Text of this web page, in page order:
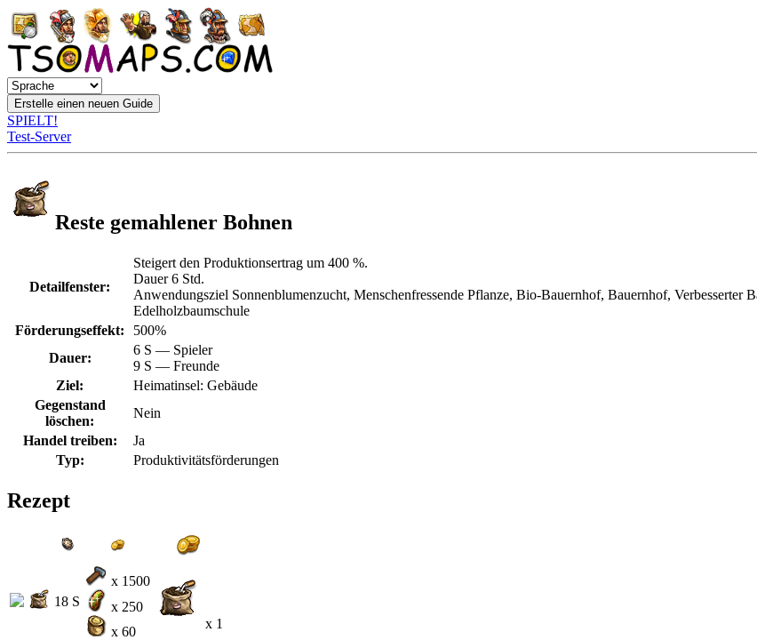
SPIELT!
Test-Server
Reste gemahlener Bohnen
Detailfenster:
Steigert den Produktionsertrag um 400 %.
Dauer 6 Std.
Anwendungsziel Sonnenblumenzucht, Menschenfressende Pflanze, Bio-Bauernhof, Bauernhof, Verbesserter
Edelholzbaumschule
Förderungseffekt:
500%
Dauer:
6 S — Spieler
9 S — Freunde
Ziel:
Heimatinsel: Gebäude
Gegenstand
löschen:
Nein
Handel treiben:
Ja
Typ:
Produktivitätsförderungen
Rezept
18 S
x 1500
x 250
x 60
x 1